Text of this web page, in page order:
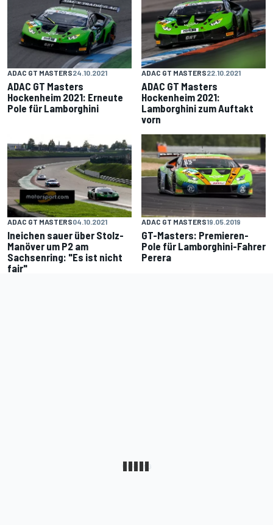
ADAC GT MASTERS24.10.2021
ADAC GT Masters
Hockenheim 2021: Erneute
Pole für Lamborghini
ADAC GT MASTERS22.10.2021
ADAC GT Masters
Hockenheim 2021:
Lamborghini zum Auftakt
vorn
ADAC GT MASTERS04.10.2021
Ineichen sauer über Stolz-
Manöver um P2 am
Sachsenring: "Es ist nicht
fair"
ADAC GT MASTERS19.05.2019
GT-Masters: Premieren-
Pole für Lamborghini-Fahrer
Perera